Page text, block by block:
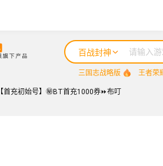
百战封神
三国志战略版 王者荣
【首充初始号】㊙️BT首充1000券⏩布叮